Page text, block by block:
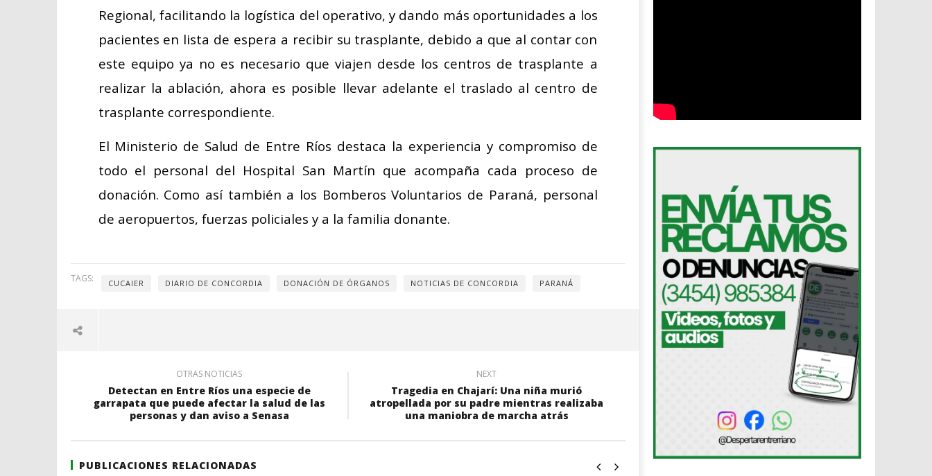
Regional, facilitando la logística del operativo, y dando más oportunidades a los
pacientes en lista de espera a recibir su trasplante, debido a que al contar con
este equipo ya no es necesario que viajen desde los centros de trasplante a
realizar la ablación, ahora es posible llevar adelante el traslado al centro de
trasplante correspondiente.
El Ministerio de Salud de Entre Ríos destaca la experiencia y compromiso de
todo el personal del Hospital San Martín que acompaña cada proceso de
donación. Como así también a los Bomberos Voluntarios de Paraná, personal
de aeropuertos, fuerzas policiales y a la familia donante.
TAGS: CUCAIER DIARIO DE CONCORDIA DONACIÓN DE ÓRGANOS NOTICIAS DE CONCORDIA PARANÁ
OTRAS NOTICIAS
Detectan en Entre Ríos una especie de
garrapata que puede afectar la salud de las
personas y dan aviso a Senasa
NEXT
Tragedia en Chajarí: Una niña murió
atropellada por su padre mientras realizaba
una maniobra de marcha atrás
PUBLICACIONES RELACIONADAS